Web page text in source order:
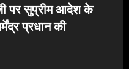
पर सुप्रीम आदेश के
प्रधान की